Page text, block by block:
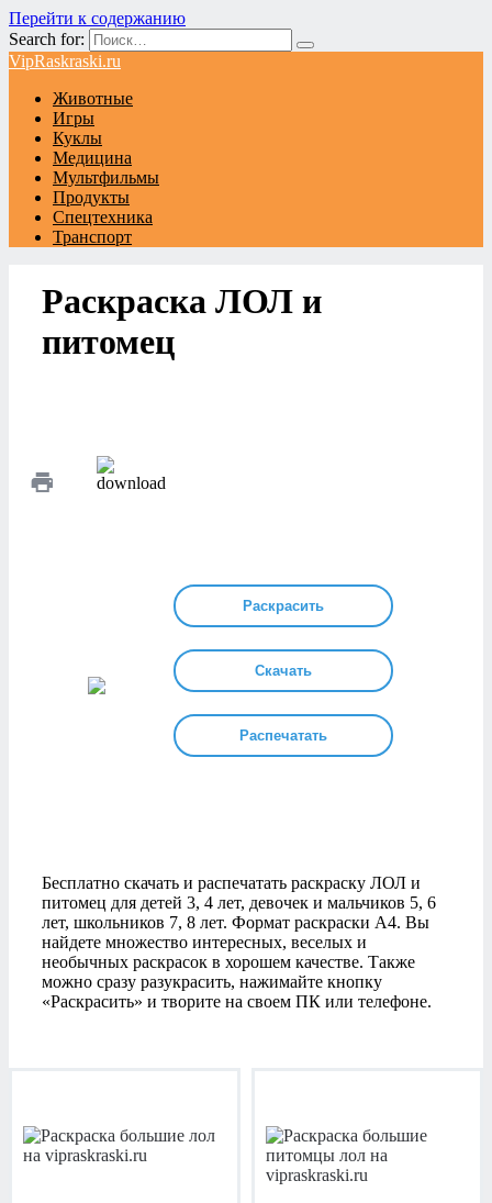
Перейти к содержанию
Search for:
VipRaskraski.ru
Животные
Игры
Куклы
Медицина
Мультфильмы
Продукты
Спецтехника
Транспорт
Раскраска ЛОЛ и
питомец
Раскрасить
Скачать
Распечатать
Бесплатно скачать и распечатать раскраску ЛОЛ и
питомец для детей 3, 4 лет, девочек и мальчиков 5, 6
лет, школьников 7, 8 лет. Формат раскраски А4. Вы
найдете множество интересных, веселых и
необычных раскрасок в хорошем качестве. Также
можно сразу разукрасить, нажимайте кнопку
«Раскрасить» и творите на своем ПК или телефоне.